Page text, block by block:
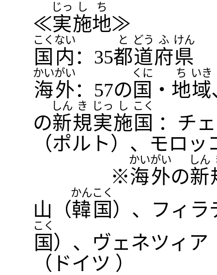
≪実
じっ
施
し
地
ち
≫
国
こく
内
ない
：35都
と
道
どう
府
ふ
県
けん
海
かい
外
がい
：57の 国
くに
・ 地
ち
域
いき
の新
しん
規
き
実
じっ
施
し
国
こく
：チ
（ポルト）、モロ
※海
かい
外
がい
の新
しん
山（韓
かん
国
こく
）、フィラ
国
こく
）、ヴェネツィ
（ドイツ ）